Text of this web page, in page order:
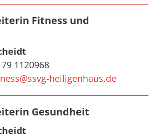
Fitness und
1120968
heiligenhaus.de
Gesundheit